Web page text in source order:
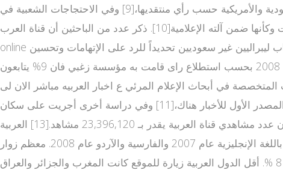
السليم" بسبب الأسلوب الذي تنقل به المعلومات.[5] من جانب آخر، تعرضت العربية لانتقادات تتهمها بمناصرة السياسات السعودية والأمريكية حسب رأي منتقديها،[9] وفي الاحتجاجات الشعبية في
مصر عام 2011 تم اتهام ا خبار العربية لعربية على أنها منحازة كليًا للنظام الحاكم وظهرت وكأنها ضمن آلته الإعلامية[10]. ذكر عدد من الباحثين أن قناة العرب alarabiya ية وجريد al arabiya tv
online ة بث مباشر العربية يوتيوب الشرق الأوسط وغيرها كجزء من "الإمبراطور مباشر العربية ية الإعلامية" السعودية، تعتمد على كتّاب ليبراليين غير سعوديين تحديداً للرد على الإتهامات وتحسين
صورة المملكة أمام العالم [1] شعبية القناة[عدل] نتائج استطلاع رأي لمؤسسة الزغبي تظهر نسبة مشاهدي قناة العربية سنة 2008 بحسب استطلاع راى قامت به مؤسسة زغبي فان 9% يتابعون
مؤسسة إبسوس ستات المتخصصة في أبحاث الإعلام المرئي ع اخبار العربيه مباشر الان لى
عينة من سكان ومواطني المملكة العربية السعودية في الفترة ما بين 28 يونيو 2006 و1 أغسطس 2006 كانت قناة العربية المصدر الأول للأخبار هناك،[11] وفي دراسة أخرى أجريت على سكان
العراق حصلت قناة العربية على المركز الثاني كمصدر للأخبار بعد قناة العراقية.[12] وبحسب دراسة قامت بها ألايد ميديا فإن عدد مشاهدي قناة العربية يقدر بـ 23,396,120 مشاهد.[13] العربية
نت[عدل] تم إطلاق موقع العربية النت الإخباري في 2004 باللغة العربية وأضيفت خدمة تصفح ا اخبار قناة العربية العاجلة لموقع باللغة الإنجليزية عام 2007 والفارسية والآردو عام 2008. معظم زوار
ومعلقي الموقع بالعربية من السعودية بنسبة 32 % من زوار الموقع تليها مصر بنسبة 9 % وسوريا 7 % والولايات المتحدة بنسبة 8 %. أقل الدول العربية زيارة للموقع كانت المغرب والجزائر والعراق